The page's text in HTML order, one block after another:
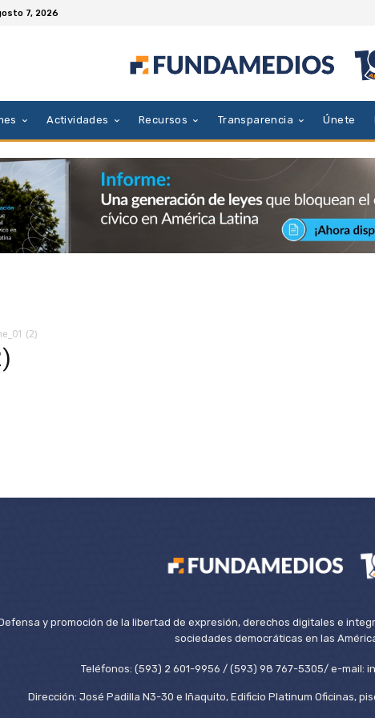
7, 2026
Actividades Recursos Transparencia Únete
(2)
y promoción de la libertad de expresión, derechos digitales e
sociedades democráticas en las
Teléfonos: (593) 2 601-9956 / (593) 98 767-5305/ e-mail:
Dirección: José Padilla N3-30 e Iñaquito, Edificio Platinum Oficinas,